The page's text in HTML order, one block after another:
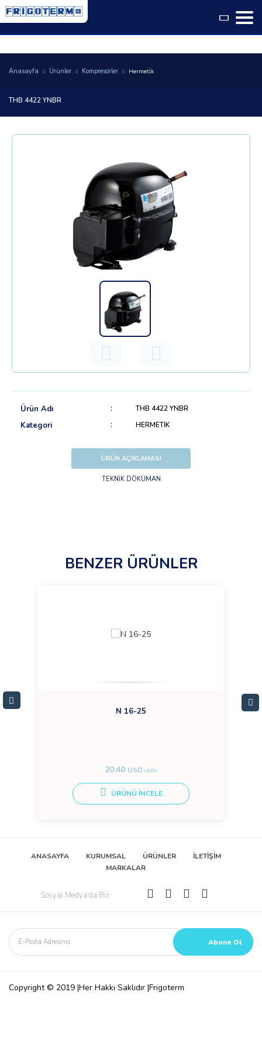
Language
Anasayfa Ürünler Kompresörler Hermeti̇k
THB 4422 YNBR
Ürün Adı THB 4422 YNBR
Kategori HERMETİK
ÜRÜN AÇIKLAMASI
TEKNİK DÖKÜMAN
BENZER ÜRÜNLER
N 16-25
20,40 USD+KDV
ÜRÜNÜ İNCELE
ANASAYFA KURUMSAL ÜRÜNLER
İLETİŞİM
MARKALAR
Sosyal Medya'da Biz
Copyright © 2019 |Her Hakkı Saklıdır |Frigoterm